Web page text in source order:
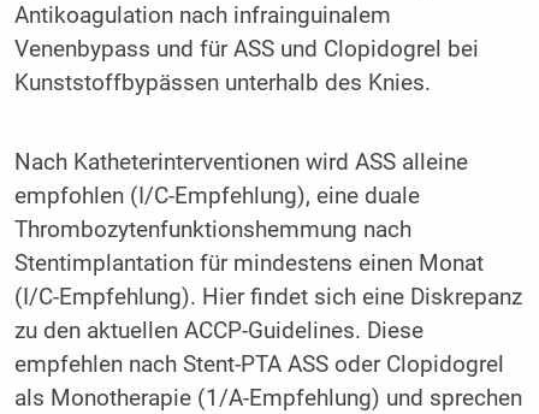
Antikoagulation nach infrainguinalem
Venenbypass und für ASS und Clopidogrel bei
Kunststoffbypässen unterhalb des Knies.
Nach Katheterinterventionen wird ASS alleine
empfohlen (I/C-Empfehlung), eine duale
Thrombozytenfunktionshemmung nach
Stentimplantation für mindestens einen Monat
(I/C-Empfehlung). Hier findet sich eine Diskrepanz
zu den aktuellen ACCP-Guidelines. Diese
empfehlen nach Stent-PTA ASS oder Clopidogrel
als Monotherapie (1/A-Empfehlung) und sprechen